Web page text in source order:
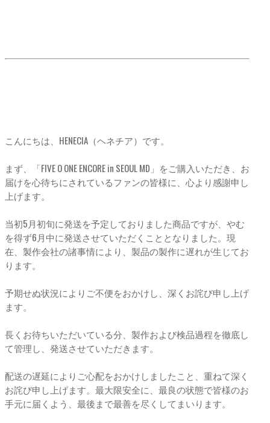
こんにちは、HENECIA（ヘネチア）です。
まず、「FIVE O ONE ENCORE in SEOUL MD」をご購入いただき、お
届けを心待ちにされているファンの皆様に、心より感謝申し
上げます。
当初5月初旬に発送を予定しておりました商品ですが、やむ
を得ず6月中に発送させていただくこととなりました。現
在、製作会社の諸事情により、製品の製作に遅れが生じてお
ります。
予期せぬ状況によりご不便をおかけし、深くお詫び申し上げ
ます。
長くお待ちいただいている分、製作および検品過程を徹底し
て管理し、発送させていただきます。
配送の遅延によりご心配をおかけしましたこと、重ねて深く
お詫び申し上げます。最大限安全に、最良の状態で皆様のお
手元に届くよう、最後まで最善を尽くしてまいります。